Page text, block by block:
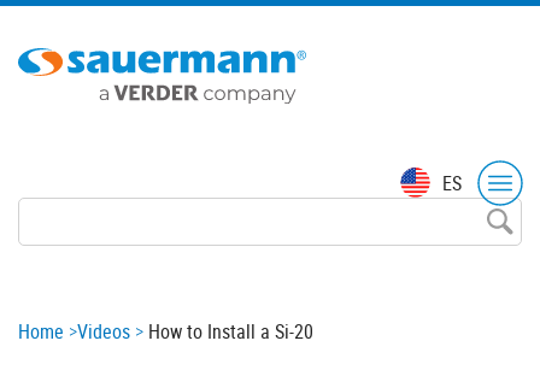
Skip
main
ES
menu
Breadcrumb
Home Videos How to Install a Si-20